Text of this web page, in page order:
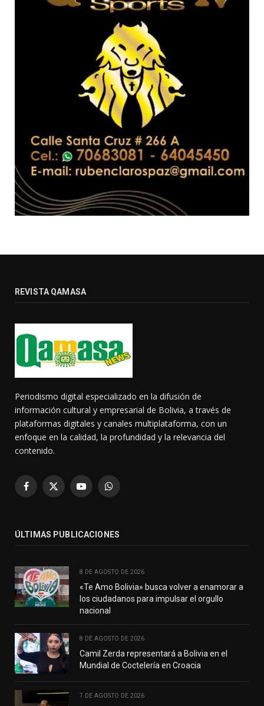
REVISTA QAMASA
Periodismo digital especializado en la difusión de
información cultural y empresarial de Bolivia, a través de
plataformas digitales y canales multiplataforma, con un
enfoque en la calidad, la profundidad y la relevancia del
contenido.
Facebook
X
YouTubeWhatsApp
ÚLTIMAS PUBLICACIONES
8 DE AGOSTO DE 2026
«Te Amo Bolivia» busca volver a enamorar a
los ciudadanos para impulsar el orgullo
nacional
8 DE AGOSTO DE 2026
Camil Zerda representará a Bolivia en el
Mundial de Coctelería en Croacia
7 DE AGOSTO DE 2026